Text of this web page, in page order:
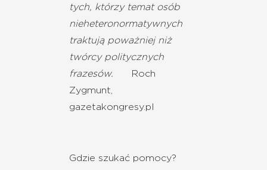
tych, którzy temat osób
nieheteronormatywnych
traktują poważniej niż
twórcy politycznych
frazesów.
Roch
Zygmunt,
gazetakongresy.pl
Gdzie szukać pomocy?